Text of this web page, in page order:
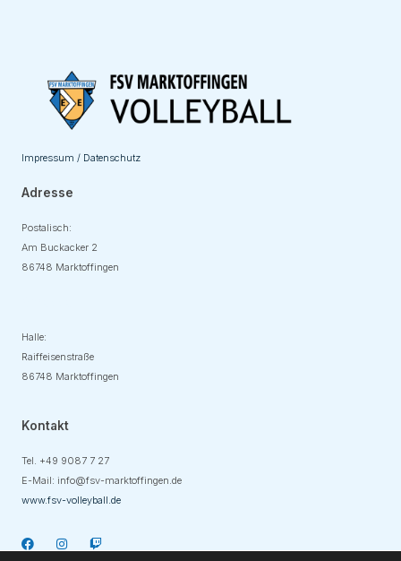
Impressum / Datenschutz
Adresse
Postalisch:
Am Buckacker 2
86748 Marktoffingen
Halle:
Raiffeisenstraße
86748 Marktoffingen
Kontakt
Tel. +49 9087 7 27
E-Mail: info@fsv-marktoffingen.de
www.fsv-volleyball.de